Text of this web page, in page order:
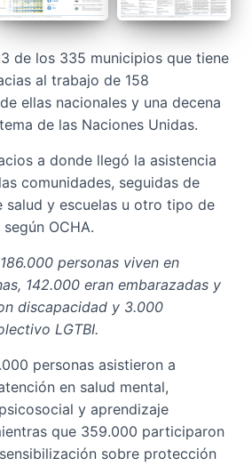
de los 335 municipios que tiene
al trabajo de 158
ellas nacionales y una decena
de las Naciones Unidas.
a donde llegó la asistencia
comunidades, seguidas de
salud y escuelas u otro tipo de
OCHA.
186.000 personas viven en
142.000 eran embarazadas y
discapacidad y 3.000
LGTBI.
personas asistieron a
en salud mental,
y aprendizaje
que 359.000 participaron
sobre protección